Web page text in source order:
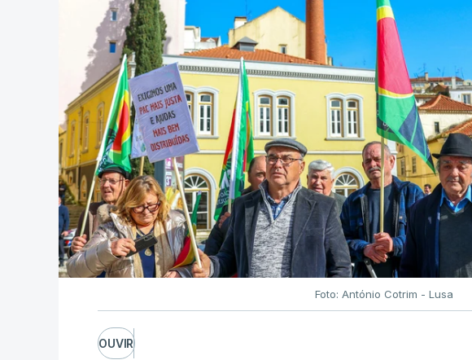
Foto: António Cotrim - Lusa
OUVIR